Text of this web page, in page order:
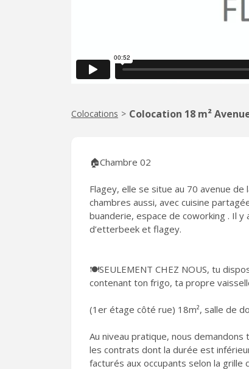
Colocations > Colocation 18 m²
🏠Chambre 02
Flagey, elle se situe au 70 avenue de
chambres aussi, avec cuisine
buanderie, espace de coworking . Il
d’etterbeek et flagey.
🍽️SEULEMENT CHEZ NOUS, tu
contenant ton frigo, ta propre
(1er étage côté rue) 18m², salle de
Au niveau pratique, nous
les contrats dont la durée est
facturés aux occupants selon la grille